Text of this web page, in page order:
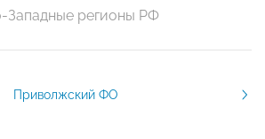
Западные регионы РФ
Приволжский ФО